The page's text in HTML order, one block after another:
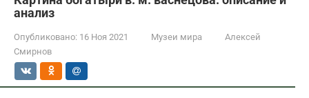
анализ
Опубликовано: 16 Ноя 2021 Музеи мира
Алексей
Смирнов